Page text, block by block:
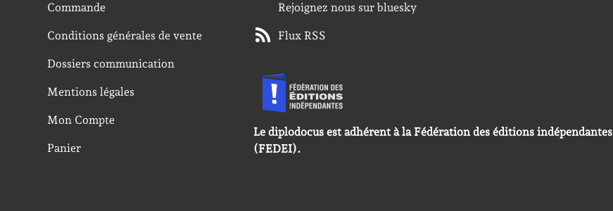
Commande
Conditions générales de vente
Dossiers communication
Mentions légales
Mon Compte
Panier
Rejoignez nous sur bluesky
Flux RSS
Le diplodocus est adhérent à la Fédération des éditions indépendantes
(FEDEI).